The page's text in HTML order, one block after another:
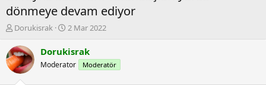
dönmeye devam ediyor
K
n
u
y
Dorukisrak
B
ş
a
2 Mar 2022
Dorukisrak
Moderator Moderatör